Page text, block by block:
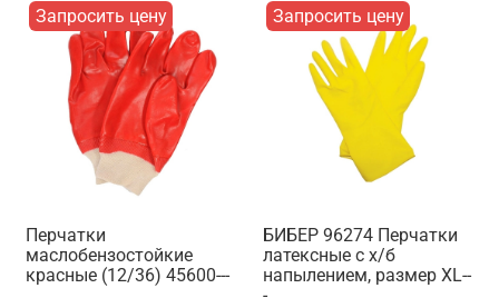
Запросить цену
Перчатки
маслобензостойкие
красные (12/36) 45600---
Запросить цену
БИБЕР 96274 Перчатки
латексные с х/б
напылением, размер XL--
-